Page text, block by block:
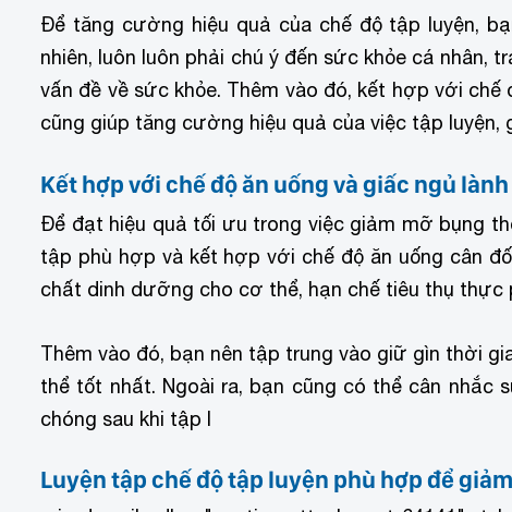
Để tăng cường hiệu quả của chế độ tập luyện,
nhiên, luôn luôn phải chú ý đến sức khỏe cá nhân,
vấn đề về sức khỏe. Thêm vào đó, kết hợp với
cũng giúp tăng cường hiệu quả của việc tập
Kết hợp với chế độ ăn uống và giấc ngủ
Để đạt hiệu quả tối ưu trong việc giảm mỡ bụng
tập phù hợp và kết hợp với chế độ ăn uống cân
chất dinh dưỡng cho cơ thể, hạn chế tiêu thụ thực
Thêm vào đó, bạn nên tập trung vào giữ gìn thời
thể tốt nhất. Ngoài ra, bạn cũng có thể cân nhắc
chóng sau khi tập l
Luyện tập chế độ tập luyện phù hợp để